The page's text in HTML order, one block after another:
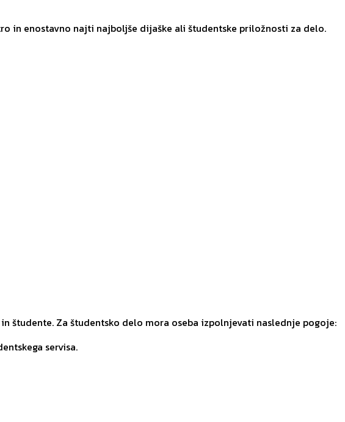
in enostavno najti najboljše dijaške ali študentske priložnosti za delo.
študente. Za študentsko delo mora oseba izpolnjevati naslednje pogoje:
servisa.